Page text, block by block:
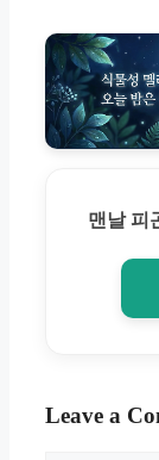
맨날 피
Leave a